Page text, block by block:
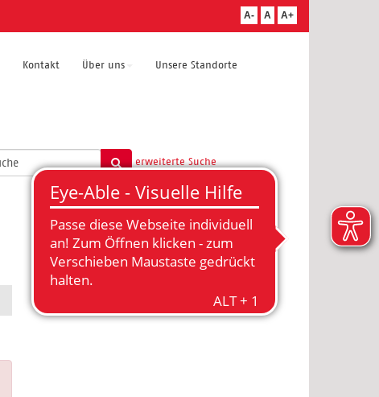
A- A A+
Kontakt Über uns Unsere Standorte
erweiterte Suche